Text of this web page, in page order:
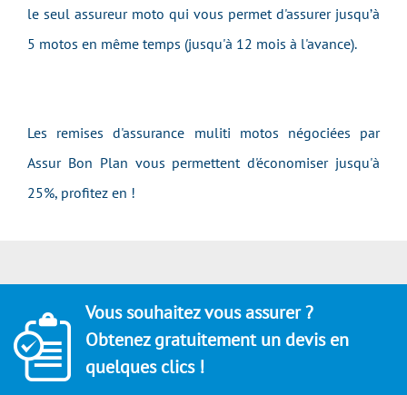
le seul assureur moto qui vous permet d'assurer jusqu’à
5 motos en même temps (jusqu'à 12 mois à l'avance).
Les remises d'assurance muliti motos négociées par
Assur Bon Plan vous permettent d'économiser jusqu'à
25%, profitez en !
Vous souhaitez vous assurer ?
Obtenez gratuitement un devis en
quelques clics !